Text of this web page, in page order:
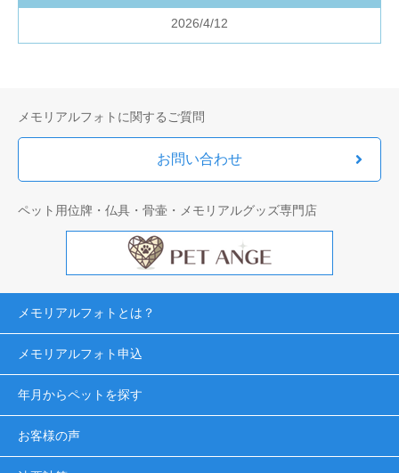
2026/4/12
メモリアルフォトに関するご質問
お問い合わせ
ペット用位牌・仏具・骨壷・メモリアルグッズ専門店
メモリアルフォトとは？
メモリアルフォト申込
年月からペットを探す
お客様の声